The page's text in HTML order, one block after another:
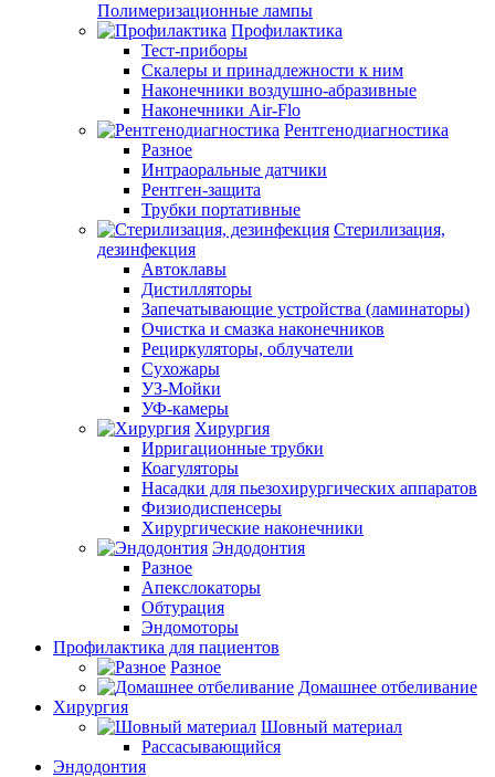
Полимеризационные лампы
Профилактика
Тест-приборы
Скалеры и принадлежности к ним
Наконечники воздушно-абразивные
Наконечники Air-Flo
Рентгенодиагностика
Разное
Интраоральные датчики
Рентген-защита
Трубки портативные
Стерилизация,
дезинфекция
Автоклавы
Дистилляторы
Запечатывающие устройства (ламинаторы)
Очистка и смазка наконечников
Рециркуляторы, облучатели
Сухожары
УЗ-Мойки
УФ-камеры
Хирургия
Ирригационные трубки
Коагуляторы
Насадки для пьезохирургических аппаратов
Физиодиспенсеры
Хирургические наконечники
Эндодонтия
Разное
Апекслокаторы
Обтурация
Эндомоторы
Профилактика для пациентов
Разное
Домашнее отбеливание
Хирургия
Шовный материал
Рассасывающийся
Эндодонтия